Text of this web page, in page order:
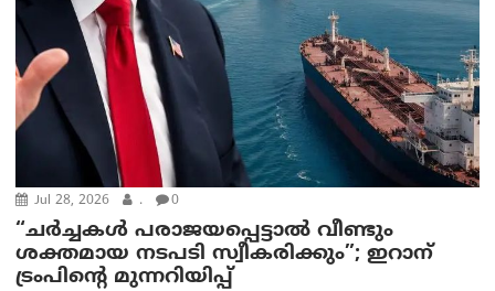
Jul 28, 2026 . 0
“ചര്‍ച്ചകള്‍ പരാജയപ്പെട്ടാല്‍ വീണ്ടും
ശക്തമായ നടപടി സ്വീകരിക്കും”; ഇറാന്
ട്രം‌പിന്റെ മുന്നറിയിപ്പ്